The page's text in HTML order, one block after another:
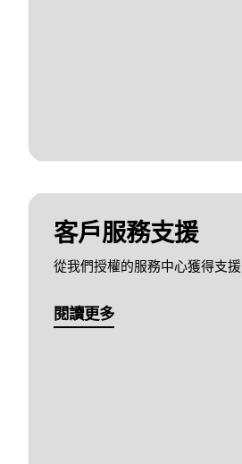
客戶服務支援
從我們授權的服務中心獲得支援
閱讀更多